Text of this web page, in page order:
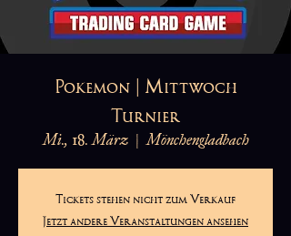
Pokemon | Mittwoch
Turnier
Mi., 18. März
  |
Mönchengladbach
Tickets stehen nicht zum Verkauf
Jetzt andere Veranstaltungen ansehen